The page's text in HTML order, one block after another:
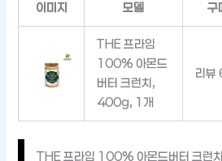
이미지 모델 구
THE 프라임
100% 아몬드
버터 크런치,
400g, 1개
리뷰
THE 프라임 100% 아몬드버터 크런